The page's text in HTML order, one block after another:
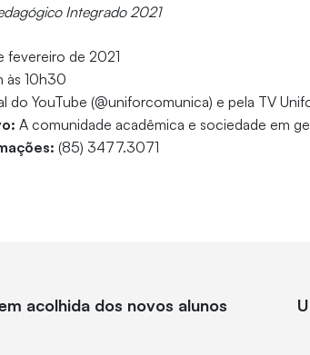
Integrado 2021
fevereiro de 2021
às 10h30
do YouTube (@uniforcomunica) e pela TV
A comunidade acadêmica e sociedade em
(85) 3477.3071
acolhida dos novos alunos